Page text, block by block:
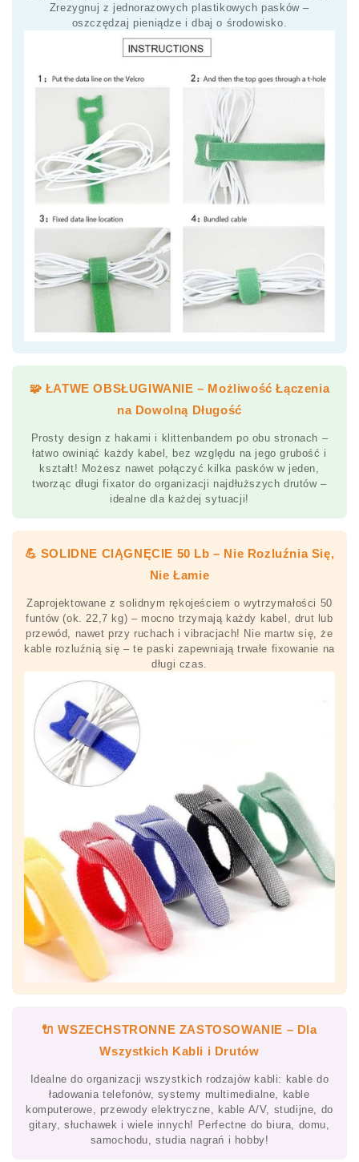
Zrezygnuj z jednorazowych plastikowych pasków –
oszczędzaj pieniądze i dbaj o środowisko.
🧩 ŁATWE OBSŁUGIWANIE – Możliwość Łączenia
na Dowolną Długość
Prosty design z hakami i klittenbandem po obu stronach –
łatwo owiniąć każdy kabel, bez względu na jego grubość i
kształt! Możesz nawet połączyć kilka pasków w jeden,
tworząc długi fixator do organizacji najdłuższych drutów –
idealne dla każdej sytuacji!
💪 SOLIDNE CIĄGNĘCIE 50 Lb – Nie Rozluźnia Się,
Nie Łamie
Zaprojektowane z solidnym rękojeściem o wytrzymałości 50
funtów (ok. 22,7 kg) – mocno trzymają każdy kabel, drut lub
przewód, nawet przy ruchach i vibracjach! Nie martw się, że
kable rozluźnią się – te paski zapewniają trwałe fixowanie na
długi czas.
🔌 WSZECHSTRONNE ZASTOSOWANIE – Dla
Wszystkich Kabli i Drutów
Idealne do organizacji wszystkich rodzajów kabli: kable do
ładowania telefonów, systemy multimedialne, kable
komputerowe, przewody elektryczne, kable A/V, studijne, do
gitary, słuchawek i wiele innych! Perfectne do biura, domu,
samochodu, studia nagrań i hobby!